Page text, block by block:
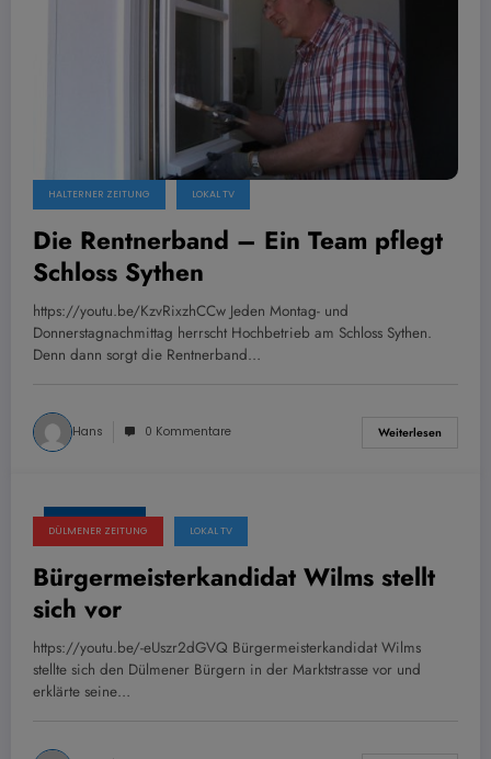
HALTERNER ZEITUNG LOKAL TV
Die Rentnerband – Ein Team pflegt
Schloss Sythen
https://youtu.be/KzvRixzhCCw Jeden Montag- und
Donnerstagnachmittag herrscht Hochbetrieb am Schloss Sythen.
Denn dann sorgt die Rentnerband…
Hans 0 Kommentare Weiterlesen
24. Juli 2020
DÜLMENER ZEITUNG LOKAL TV
Bürgermeisterkandidat Wilms stellt
sich vor
https://youtu.be/-eUszr2dGVQ Bürgermeisterkandidat Wilms
stellte sich den Dülmener Bürgern in der Marktstrasse vor und
erklärte seine…